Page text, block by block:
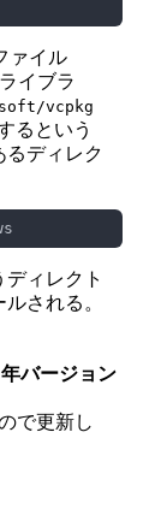
ァイル
イブラ
vcpkg
るという
るディレク
ディレクト
される。
バージョン
で更新し